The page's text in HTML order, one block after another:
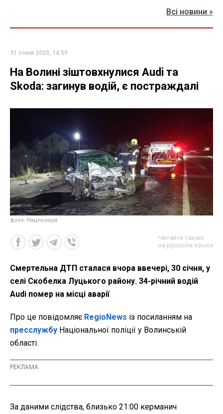
Всі новини »
31 січня 2025, 14:55
На Волині зіштовхнулися Audi та
Skoda: загинув водій, є постраждалі
фото: Нацполіція
Читайте также
на русском языке
Смертельна ДТП сталася вчора ввечері, 30 січня, у
селі Скобелка Луцького району. 34-річний водій
Audi помер на місці аварії
Про це повідомляє RegioNews із посиланням на
пресслужбу Національної поліції у Волинській
області.
За даними слідства, близько 21:00 керманич